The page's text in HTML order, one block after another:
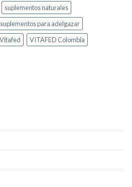
suplementos naturales
suplementos para adelgazar
Vitafed
VITAFED Colombia